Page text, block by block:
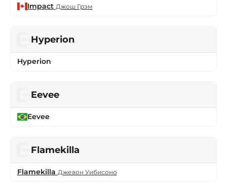
Impact Джош Грэм
Hyperion
Hyperion
Eevee
Eevee
Flamekilla
Flamekilla Джевон Уибисоно